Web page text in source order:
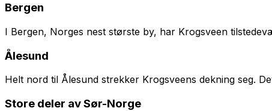
Bergen
I Bergen, Norges nest største by, har Krogsveen
Ålesund
Helt nord til Ålesund strekker Krogsveens dekning seg.
Store deler av Sør-Norge